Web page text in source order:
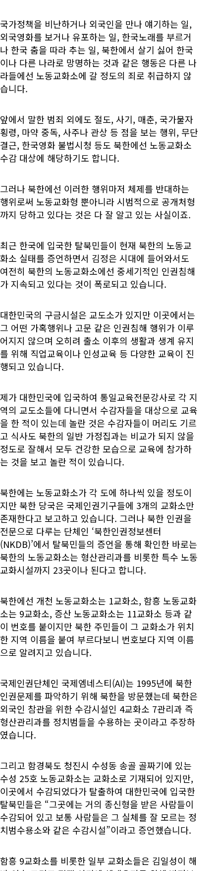
국가정책을 비난하거나 외국인을 만나 얘기하는 일,
외국영화를 보거나 유포하는 일, 한국노래를 부르거
나 한국 춤을 따라 추는 일, 북한에서 살기 싫어 한국
이나 다른 나라로 망명하는 것과 같은 행동은 다른 나
라들에선 노동교화소에 갈 정도의 죄로 취급하지 않
습니다.
앞에서 말한 범죄 외에도 절도, 사기, 매춘, 국가물자
횡령, 마약 중독, 사주나 관상 등 점을 보는 행위, 무단
결근, 한국영화 불법시청 등도 북한에선 노동교화소
수감 대상에 해당하기도 합니다.
그러나 북한에선 이러한 행위마저 체제를 반대하는
행위로써 노동교화형 뿐아니라 시범적으로 공개처형
까지 당하고 있다는 것은 다 잘 알고 있는 사실이죠.
최근 한국에 입국한 탈북민들이 현재 북한의 노동교
화소 실태를 증언하면서 김정은 시대에 들어와서도
여전히 북한의 노동교화소에선 중세기적인 인권침해
가 지속되고 있다는 것이 폭로되고 있습니다.
대한민국의 구금시설은 교도소가 있지만 이곳에서는
그 어떤 가혹행위나 고문 같은 인권침해 행위가 이루
어지지 않으며 오히려 출소 이후의 생활과 생계 유지
를 위해 직업교육이나 인성교육 등 다양한 교육이 진
행되고 있습니다.
제가 대한민국에 입국하여 통일교육전문강사로 각 지
역의 교도소들에 다니면서 수감자들을 대상으로 교육
을 한 적이 있는데 놀란 것은 수감자들이 머리도 기르
고 식사도 북한의 일반 가정집과는 비교가 되지 않을
정도로 잘해서 모두 건강한 모습으로 교육에 참가하
는 것을 보고 놀란 적이 있습니다.
북한에는 노동교화소가 각 도에 하나씩 있을 정도이
지만 북한 당국은 국제인권기구들에 3개의 교화소만
존재한다고 보고하고 있습니다. 그러나 북한 인권을
전문으로 다루는 단체인 ‘북한인권정보센터
(NKDB)’에서 탈북민들의 증언을 통해 확인한 바로는
북한의 노동교화소는 형산관리과를 비롯한 특수 노동
교화시설까지 23곳이나 된다고 합니다.
북한에선 개천 노동교화소는 1교화소, 함흥 노동교화
소는 9교화소, 증산 노동교화소는 11교화소 등과 같
이 번호를 붙이지만 북한 주민들이 그 교화소가 위치
한 지역 이름을 붙여 부르다보니 번호보다 지역 이름
으로 알려지고 있습니다.
국제인권단체인 국제엠네스티(AI)는 1995년에 북한
인권문제를 파악하기 위해 북한을 방문했는데 북한은
외국인 참관을 위한 수감시설인 4교화소 7관리과 즉
형산관리과를 정치범들을 수용하는 곳이라고 주장하
였습니다.
그리고 함경북도 청진시 수성동 송골 골짜기에 있는
수성 25호 노동교화소는 교화소로 기재되어 있지만,
이곳에서 수감되었다가 탈출하여 대한민국에 입국한
탈북민들은 “그곳에는 거의 종신형을 받은 사람들이
수감되어 있고 보통 사람들은 그 실체를 잘 모르는 정
치범수용소와 같은 수감시설”이라고 증언했습니다.
함흥 9교화소를 비롯한 일부 교화소들은 김일성이 해